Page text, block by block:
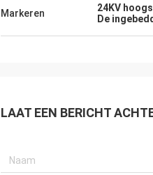
Markeren 24KV
De
LAAT EEN BERICHT